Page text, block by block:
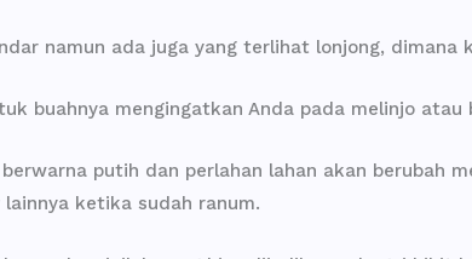
namun ada juga yang terlihat lonjong, dimana
buahnya mengingatkan Anda pada melinjo
putih dan perlahan lahan akan berubah
ketika sudah ranum.